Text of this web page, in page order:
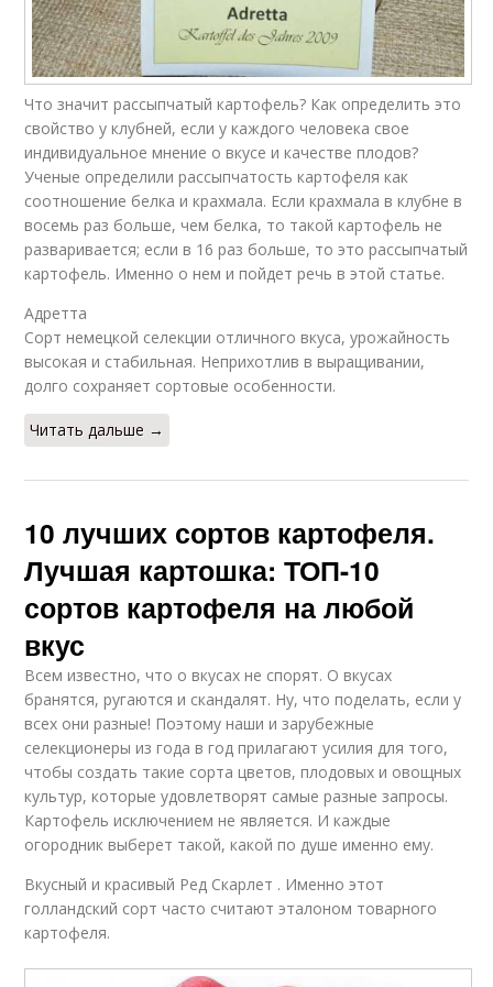
Что значит рассыпчатый картофель? Как определить это
свойство у клубней, если у каждого человека свое
индивидуальное мнение о вкусе и качестве плодов?
Ученые определили рассыпчатость картофеля как
соотношение белка и крахмала. Если крахмала в клубне в
восемь раз больше, чем белка, то такой картофель не
разваривается; если в 16 раз больше, то это рассыпчатый
картофель. Именно о нем и пойдет речь в этой статье.
Адретта
Сорт немецкой селекции отличного вкуса, урожайность
высокая и стабильная. Неприхотлив в выращивании,
долго сохраняет сортовые особенности.
Читать дальше →
10 лучших сортов картофеля.
Лучшая картошка: ТОП-10
сортов картофеля на любой
вкус
Всем известно, что о вкусах не спорят. О вкусах
бранятся, ругаются и скандалят. Ну, что поделать, если у
всех они разные! Поэтому наши и зарубежные
селекционеры из года в год прилагают усилия для того,
чтобы создать такие сорта цветов, плодовых и овощных
культур, которые удовлетворят самые разные запросы.
Картофель исключением не является. И каждые
огородник выберет такой, какой по душе именно ему.
Вкусный и красивый Ред Скарлет . Именно этот
голландский сорт часто считают эталоном товарного
картофеля.